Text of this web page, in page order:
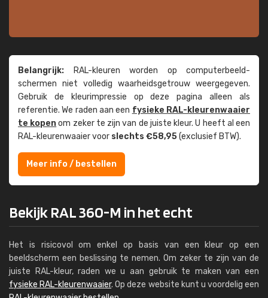
Belangrijk: RAL-kleuren worden op computer­beeld­
schermen niet volledig waarheids­­getrouw weer­gegeven.
Gebruik de kleur­impressie op deze pagina alleen als
referentie. We raden aan een fysieke RAL-kleuren­waaier
te kopenom zeker te zijn van de juiste kleur. U heeft al een
RAL-kleuren­waaier voor slechts €58,95(exclusief BTW).
Meer info / bestellen
Bekijk RAL 360-M in het echt
Het is risicovol om enkel op basis van een kleur op een
beeldscherm een beslissing te nemen. Om zeker te zijn van de
juiste RAL-kleur, raden we u aan gebruik te maken van een
fysieke RAL-kleurenwaaier. Op deze website kunt u voordelig een